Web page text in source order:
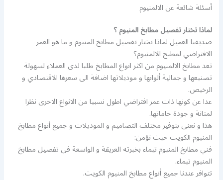
أسئلة شائعة عن الالمنيوم
لماذا تختار تفصيل مطابخ المنيوم ؟
صديقنا العميل لماذا تختار تفصيل مطابخ المنيوم و ما هو العمر
الافتراضي لمطبخ الالمنيوم؟
تعد مطابخ الالمنيوم من اكثر انواع المطابخ طلبا لدى العملاء لسهولة
تصنيعها و جمالية ألوانها و موديلاتها اضافة الى سعرها الاقتصادي و
الرخيص.
عدا عن كونها ذات عمر افتراضي اطول نسبيا من الانواع الاخرى نظرا
لمتانة و جودة خاماتها.
هذا و نعنى بتوفير مختلف التصاميم و الموديلات و جميع أنواع مطابخ
المنيوم الكويت حيث نؤمن:
فني مطابخ المنيوم تيماء بخبرته العريقة و الواسعة في تفصيل مطابخ
المنيوم تيماء.
تتوافر عندنا جميع أنواع مطابخ المنيوم الكويت.